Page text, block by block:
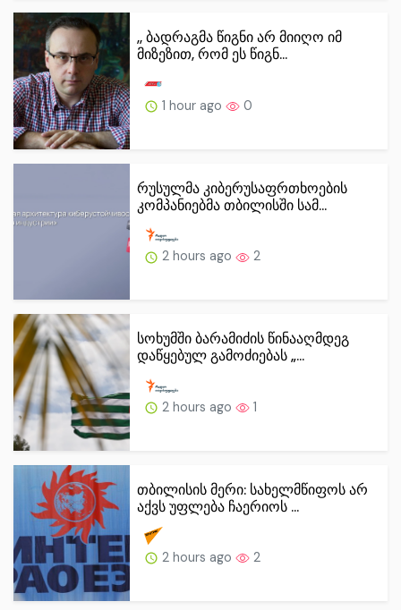
,, ბადრაგმა წიგნი არ მიიღო იმ
მიზეზით, რომ ეს წიგნ...
1 hour ago 0
რუსულმა კიბერუსაფრთხოების
კომპანიებმა თბილისში სამ...
2 hours ago 2
სოხუმში ბარამიძის წინააღმდეგ
დაწყებულ გამოძიებას „...
2 hours ago 1
თბილისის მერი: სახელმწიფოს არ
აქვს უფლება ჩაერიოს ...
2 hours ago 2